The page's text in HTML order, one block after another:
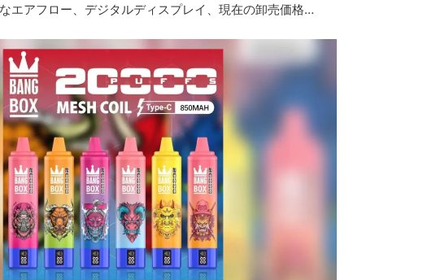
エアフロー、デジタルディスプレイ、現在の卸売価格…